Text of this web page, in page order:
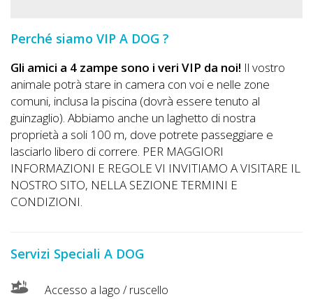
Perché siamo VIP A DOG ?
Gli amici a 4 zampe sono i veri VIP da noi! Il vostro
animale potrà stare in camera con voi e nelle zone
comuni, inclusa la piscina (dovrà essere tenuto al
guinzaglio). Abbiamo anche un laghetto di nostra
proprietà a soli 100 m, dove potrete passeggiare e
lasciarlo libero di correre. PER MAGGIORI
INFORMAZIONI E REGOLE VI INVITIAMO A VISITARE IL
NOSTRO SITO, NELLA SEZIONE TERMINI E
CONDIZIONI.
Servizi Speciali A DOG
Accesso a lago / ruscello